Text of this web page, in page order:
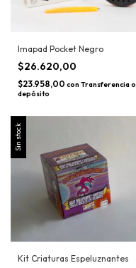
Imapad Pocket Negro
$26.620,00
$23.958,00 con Transferencia o
depósito
Sin stock
Kit Criaturas Espeluznantes